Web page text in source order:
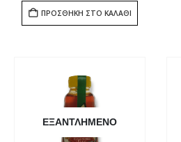
ΠΡΟΣΘΉΚΗ ΣΤΟ ΚΑΛΆΘΙ
ΕΞΑΝΤΛΗΜΈΝΟ